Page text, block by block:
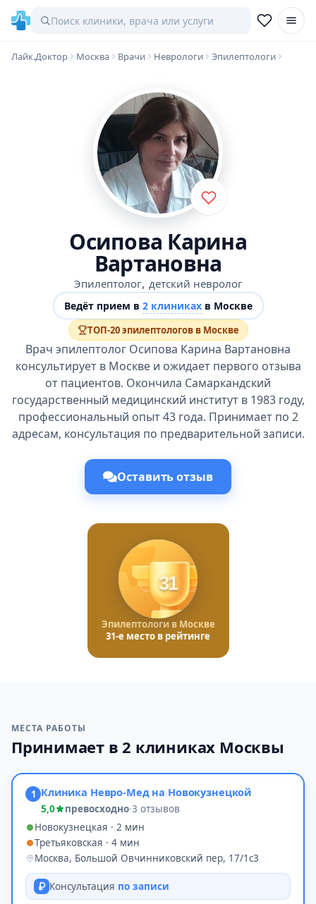
Лайк.Доктор Москва Врачи Неврологи Эпилептологи
Осипова Карина
Вартановна
Эпилептолог, детский невролог
Ведёт прием в 2 клиникахв Москве
ТОП-20 эпилептологов в Москве
Врач эпилептолог Осипова Карина Вартановна
консультирует в Москве и ожидает первого отзыва
от пациентов. Окончила Самаркандский
государственный медицинский институт в 1983 году,
профессиональный опыт 43 года. Принимает по 2
адресам, консультация по предварительной записи.
Оставить отзыв
31
Эпилептологи в Москве
31-е место в рейтинге
МЕСТА РАБОТЫ
Принимает в 2 клиниках Москвы
1 Клиника Невро-Мед на Новокузнецкой
5,0 превосходно·3 отзывов
Новокузнецкая · 2 мин
Третьяковская · 4 мин
Москва, Большой Овчинниковский пер, 17/1с3
Консультация по записи